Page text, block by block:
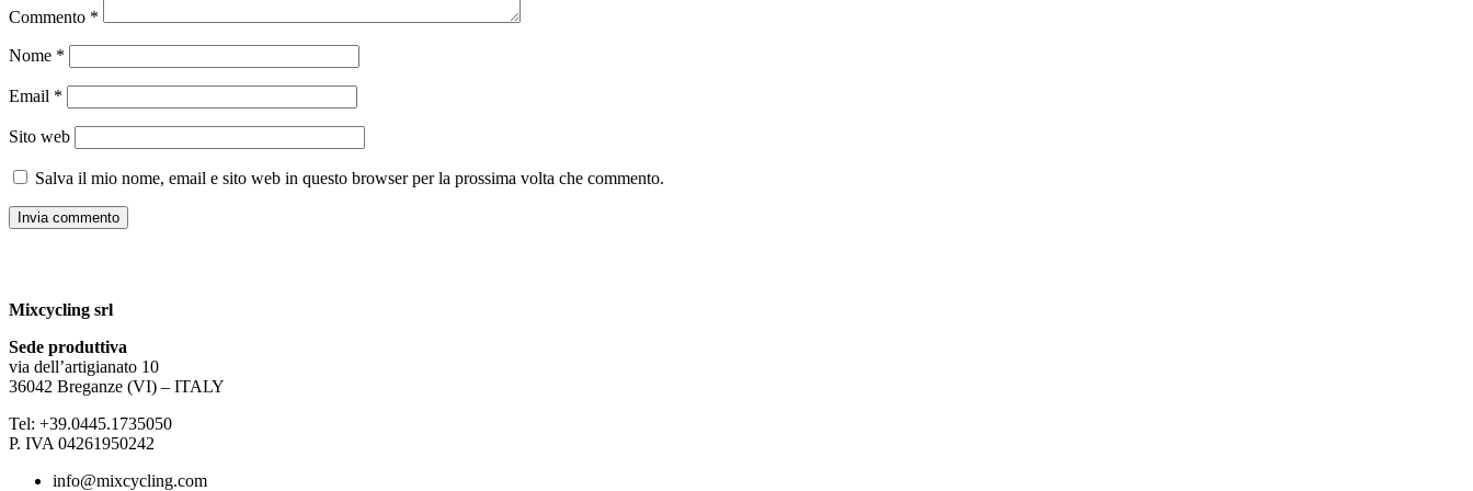
Commento *
Nome *
Email *
Sito web
Salva il mio nome, email e sito web in questo browser per la prossima volta che commento.
Mixcycling srl
Sede produttiva
via dell’artigianato 10
36042 Breganze (VI) – ITALY
Tel: +39.0445.1735050
P. IVA 04261950242
info@mixcycling.com